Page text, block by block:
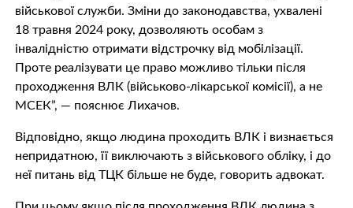
військової служби. Зміни до законодавства, ухвалені
18 травня 2024 року, дозволяють особам з
інвалідністю отримати відстрочку від мобілізації.
Проте реалізувати це право можливо тільки після
проходження ВЛК (військово-лікарської комісії), а не
МСЕК”, — пояснює Лихачов.
Відповідно, якщо людина проходить ВЛК і визнається
непридатною, її виключають з військового обліку, і до
неї питань від ТЦК більше не буде, говорить адвокат.